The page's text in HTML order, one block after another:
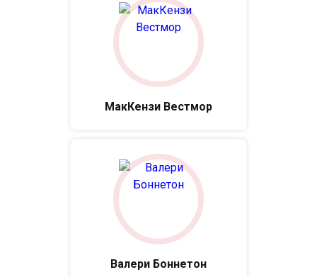
МакКензи Вестмор
Валери Боннетон